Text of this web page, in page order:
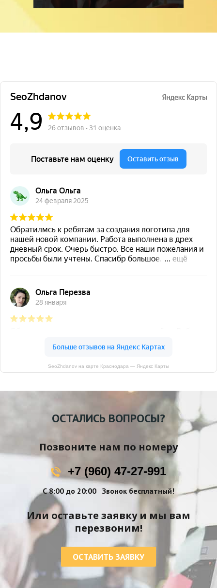
SeoZhdanov на карте Краснодара — Яндекс Карты
ОСТАЛИСЬ ВОПРОСЫ?
Позвоните нам по номеру
+7 (960) 47-27-991
С 8:00 до 20:00 Звонок бесплатный!
Или оставьте заявку и мы вам
перезвоним!
ОСТАВИТЬ ЗАЯВКУ